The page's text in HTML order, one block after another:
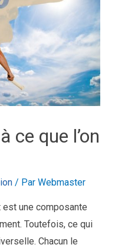
ce que l’on
/ Par Webmaster
est une composante
Toutefois, ce qui
Chacun le